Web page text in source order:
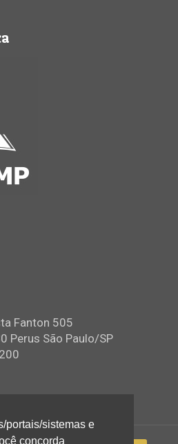
Fanton 505
Perus São Paulo/SP
portais/sistemas e
concorda